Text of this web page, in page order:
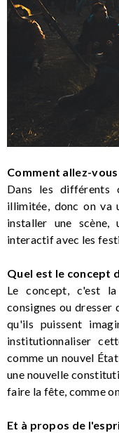
Comment allez-
Dans les différents
illimitée, donc on va
installer une
interactif avec les
Quel est le concept
Le concept, c'est
consignes ou
qu'ils puissent
institutionnaliser
comme un nouvel
une nouvelle
faire la fête, comme
Et à propos de